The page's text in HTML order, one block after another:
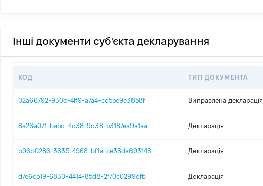
Інші документи суб'єкта декларування
КОД ТИП ДОКУМЕНТА
02a66792-930e-4ff9-a7a4-cd55e9e3858f Виправлена декларація
8a26a071-ba5d-4d38-9d38-53187ea9a1aa Декларація
b96b0286-3635-4968-bf1a-ce38da693148 Декларація
d7e6c519-6830-4414-85d8-2f70c0299dfb Декларація